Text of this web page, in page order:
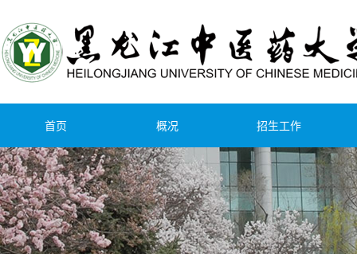
首页 概况 招生工作